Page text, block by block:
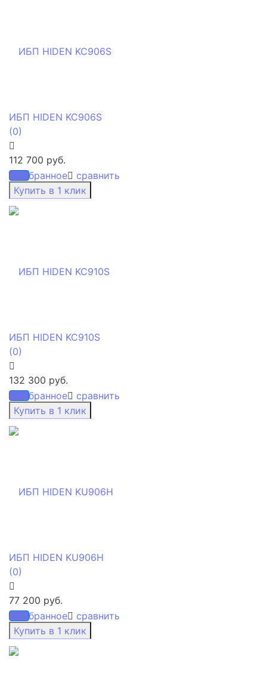
избранное сравнить
ИБП HIDEN KC906S
(0)
112 700 руб.
избранное сравнить
ИБП HIDEN KC910S
(0)
132 300 руб.
избранное сравнить
ИБП HIDEN KU906H
(0)
77 200 руб.